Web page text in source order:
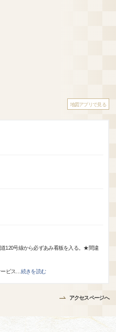
地図アプリで見る
120号線から必ずあみ看板を入る。★間違
ビス 続きを読む
アクセスページへ